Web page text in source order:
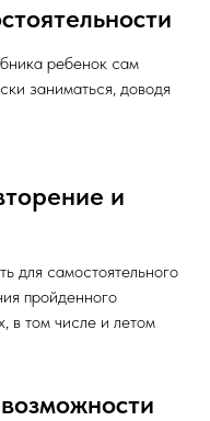
ребенок сам
заниматься, доводя
и
для самостоятельного
пройденного
в том числе и летом